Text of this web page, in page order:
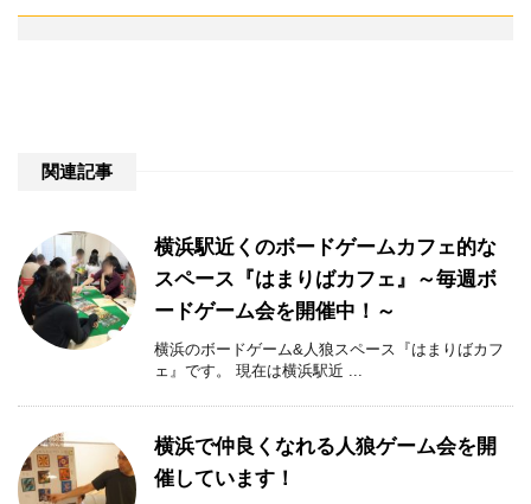
関連記事
横浜駅近くのボードゲームカフェ的な
スペース『はまりばカフェ』～毎週ボ
ードゲーム会を開催中！～
横浜のボードゲーム&人狼スペース『はまりばカフ
ェ』です。 現在は横浜駅近 ...
横浜で仲良くなれる人狼ゲーム会を開
催しています！